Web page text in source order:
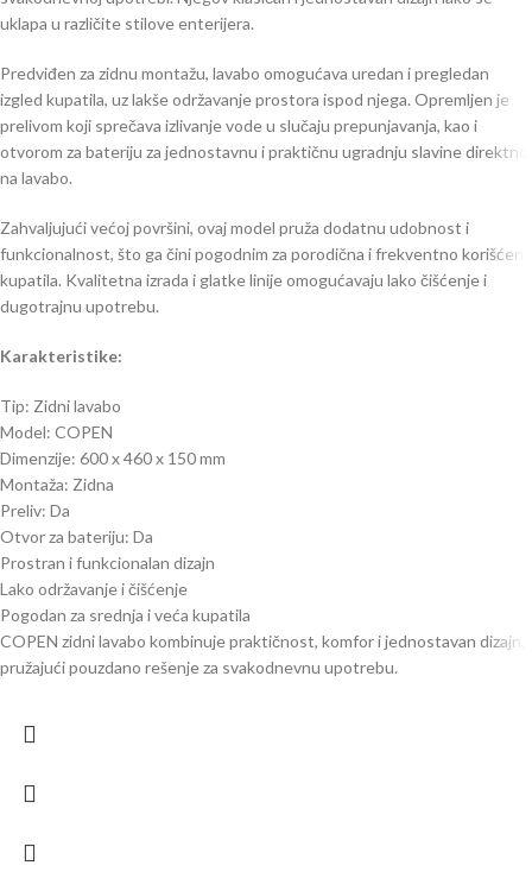
uklapa u različite stilove enterijera.
Predviđen za zidnu montažu, lavabo omogućava uredan i pregledan
izgled kupatila, uz lakše održavanje prostora ispod njega. Opremljen je
prelivom koji sprečava izlivanje vode u slučaju prepunjavanja, kao i
otvorom za bateriju za jednostavnu i praktičnu ugradnju slavine direktno
na lavabo.
Zahvaljujući većoj površini, ovaj model pruža dodatnu udobnost i
funkcionalnost, što ga čini pogodnim za porodična i frekventno korišćena
kupatila. Kvalitetna izrada i glatke linije omogućavaju lako čišćenje i
dugotrajnu upotrebu.
Karakteristike:
Tip: Zidni lavabo
Model: COPEN
Dimenzije: 600 x 460 x 150 mm
Montaža: Zidna
Preliv: Da
Otvor za bateriju: Da
Prostran i funkcionalan dizajn
Lako održavanje i čišćenje
Pogodan za srednja i veća kupatila
COPEN zidni lavabo kombinuje praktičnost, komfor i jednostavan dizajn,
pružajući pouzdano rešenje za svakodnevnu upotrebu.